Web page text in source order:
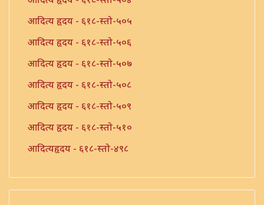
आदित्य हृदय - ६१८-स्तो-५०५
आदित्य हृदय - ६१८-स्तो-५०६
आदित्य हृदय - ६१८-स्तो-५०७
आदित्य हृदय - ६१८-स्तो-५०८
आदित्य हृदय - ६१८-स्तो-५०९
आदित्य हृदय - ६१८-स्तो-५१०
आदित्यहृदय - ६१८-स्तो-४९८
आदित्यहृदय स्तोत्र - ६१८-स्तो-४९७